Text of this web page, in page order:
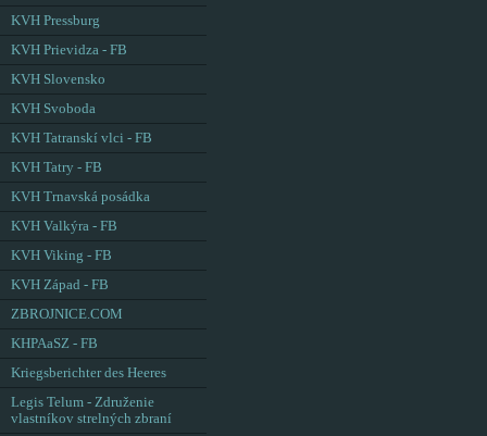
KVH Pressburg
KVH Prievidza - FB
KVH Slovensko
KVH Svoboda
KVH Tatranskí vlci - FB
KVH Tatry - FB
KVH Trnavská posádka
KVH Valkýra - FB
KVH Viking - FB
KVH Západ - FB
ZBROJNICE.COM
KHPAaSZ - FB
Kriegsberichter des Heeres
Legis Telum - Združenie
vlastníkov strelných zbraní